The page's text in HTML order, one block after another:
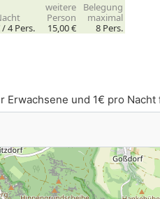
weitere
Person
Belegung
maximal
/4Pers. 15,00 € 8 Pers.
Erwachsene und 1€ pro